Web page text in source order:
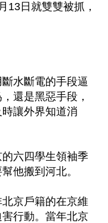
13日就雙雙被抓，
水斷電的手段逼
還是黑惡手段，
讓外界知道消
六四學生領袖季
他搬到河北。
京戶籍的在京維
行動。當年北京